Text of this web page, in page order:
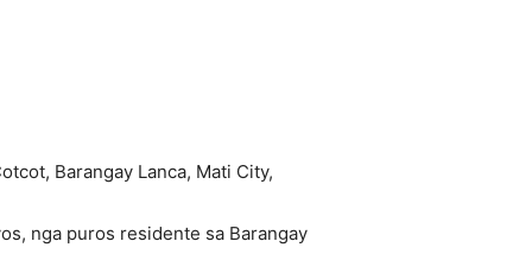
Barangay Lanca, Mati City,
nga puros residente sa Barangay